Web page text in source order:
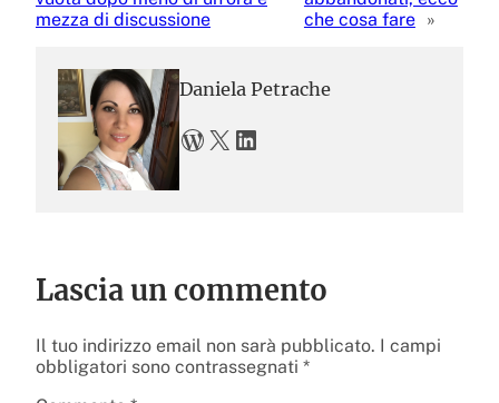
mezza di discussione
che cosa fare »
Daniela Petrache
WordPress X LinkedIn
Lascia un commento
Il tuo indirizzo email non sarà pubblicato. I campi
obbligatori sono contrassegnati *